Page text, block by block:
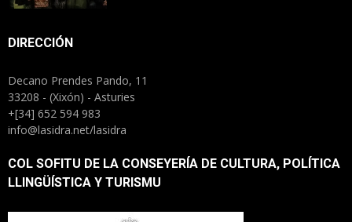
DIRECCIÓN
Decano Prendes Pando, 11
33208 - (Xixón) - Asturies
+[34] 652 594 983
info@lasidra.net/lasidra
COL SOFITU DE LA CONSEYERÍA DE CULTURA, POLÍTICA
LLINGÜÍSTICA Y TURISMU